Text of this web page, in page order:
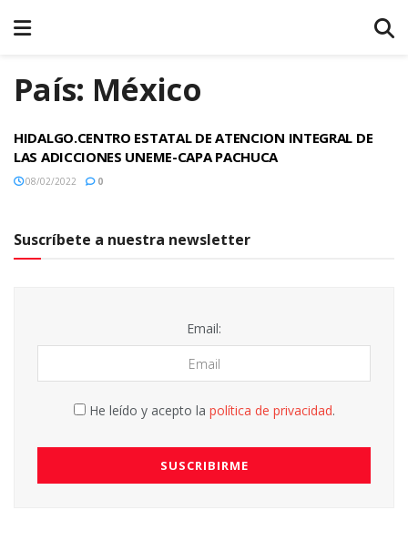
País: México
HIDALGO.CENTRO ESTATAL DE ATENCION INTEGRAL DE
LAS ADICCIONES UNEME-CAPA PACHUCA
08/02/2022 0
Suscríbete a nuestra newsletter
Email:
He leído y acepto la política de privacidad.